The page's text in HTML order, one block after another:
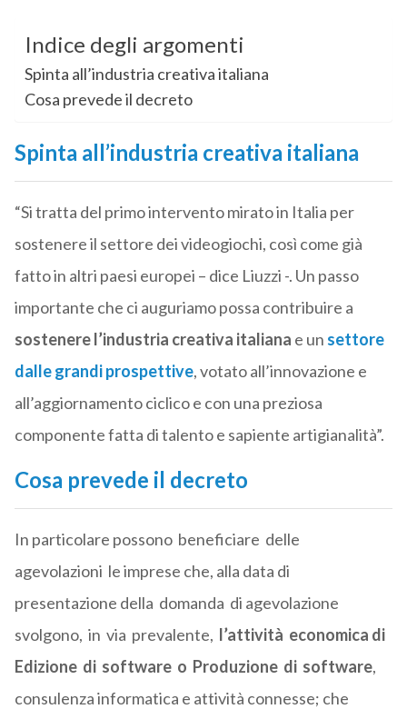
Indice degli argomenti
Spinta all’industria creativa italiana
Cosa prevede il decreto
Spinta all’industria creativa italiana
“Si tratta del primo intervento mirato in Italia per
sostenere il settore dei videogiochi, così come già
fatto in altri paesi europei – dice Liuzzi -. Un passo
importante che ci auguriamo possa contribuire a
sostenere l’industria creativa italiana e un settore
dalle grandi prospettive, votato all’innovazione e
all’aggiornamento ciclico e con una preziosa
componente fatta di talento e sapiente artigianalità”.
Cosa prevede il decreto
In particolare possono beneficiare delle
agevolazioni le imprese che, alla data di
presentazione della domanda di agevolazione
svolgono, in via prevalente, l’attività economica di
Edizione di software o Produzione di software,
consulenza informatica e attività connesse; che